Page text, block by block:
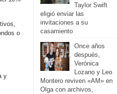
o
y
Taylor Swift
eligió enviar las
invitaciones a su
casamiento
Once años
después,
Verónica
Lozano y Leo
Montero reviven «AM» en
Olga con archivos,